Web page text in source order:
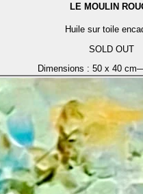
LE MOULIN
Huile sur toile
SOLD OUT
Dimensions : 50 x 40 cm